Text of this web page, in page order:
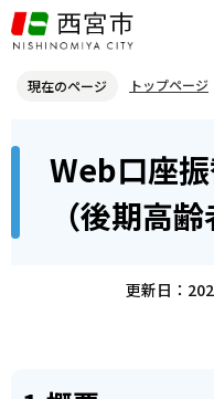
こ
の
ジ
頭
現在のページ トップページ
Web口座振替受付サービス（
Web口座
（後期高
更新日：